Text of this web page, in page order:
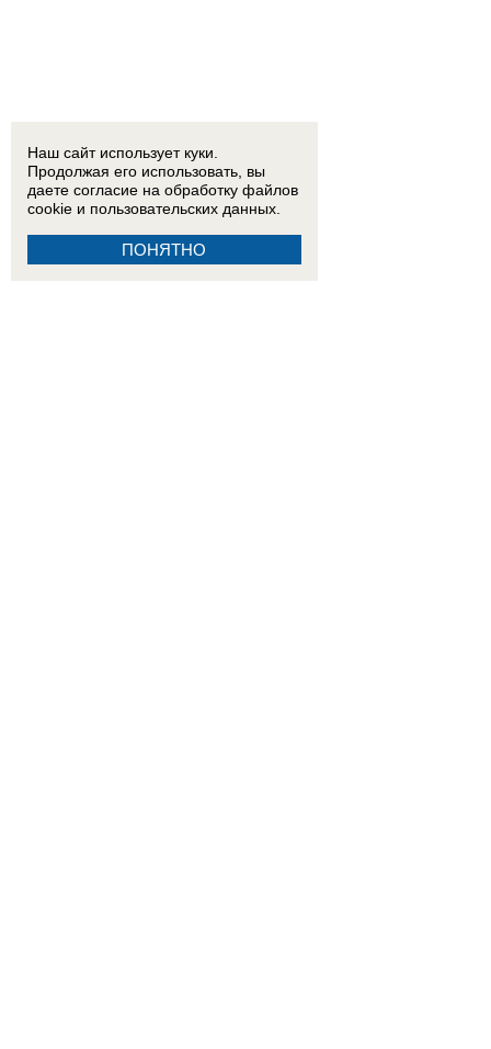
Наш сайт использует куки.
Продолжая его использовать, вы
даете согласие на обработку файлов
cookie и пользовательских данных.
ПОНЯТНО